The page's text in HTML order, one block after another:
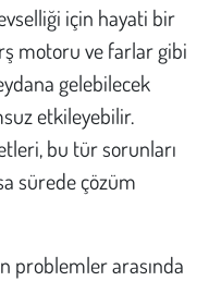
için hayati bir
motoru ve farlar gibi
gelebilecek
etkileyebilir.
bu tür sorunları
sürede çözüm
problemler arasında